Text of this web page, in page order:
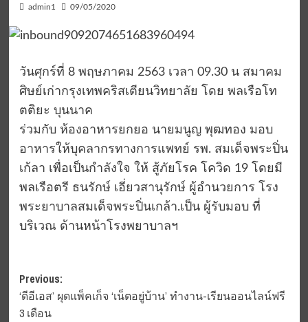
admin1 09/05/2020
วันศุกร์ที่ 8 พฤษภาคม 2563 เวลา 09.30 น สมาคม
ศิษย์เก่ากรุงเทพคริสเตียนวิทยาลัย โดย พลเรือโท
ตติยะ บุนนาค
ร่วมกับ ห้องอาหารยกยอ นายมนูญ พุฒทอง มอบ
อาหารให้บุคลากรทางการแพทย์ รพ. สมเด็จพระปิ่น
เก้ลา เพื่อเป็นกำลังใจ ให้ สู้ภัยโรค โควิด 19 โดยมี
พลเรือตรี ธนรักษ์ เอี่ยวสานุรักษ์ ผู้อำนวยการ โรง
พระยาบาลสมเด็จพระปิ่นเกล้า.เป็น ผู้รับมอบ ที่
บริเวณ ด้านหน้าโรงพยาบาลฯ
Post
navigation
Previous:
‘ดีอีเอส’ ผุดแพ็คเก็จ ‘เน็ตอยู่บ้าน’ ทำงาน-เรียนออนไลน์ฟรี
3 เดือน